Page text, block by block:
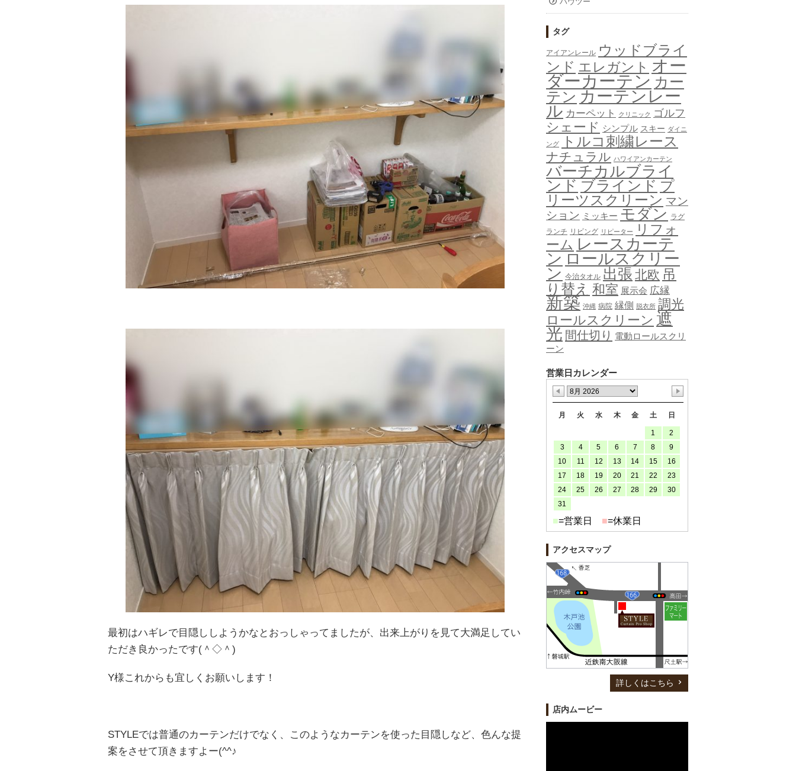
最初はハギレで目隠ししようかなとおっしゃってましたが、出来上がりを見て大満足してい
ただき良かったです(＾◇＾)
Y様これからも宜しくお願いします！
STYLEでは普通のカーテンだけでなく、このようなカーテンを使った目隠しなど、色んな提
案をさせて頂きますよー(^^♪
タグ
アイアンレール ウッドブライ
ンド エレガント オー
ダーカーテン カー
テン カーテンレー
ル カーペット クリニック ゴルフ
シェード シンプル スキー ダイニ
ング トルコ刺繍レース
ナチュラル ハワイアンカーテン
バーチカルブライ
ンド ブラインド プ
リーツスクリーン マン
ション ミッキー モダン ラグ
ランチ リビング リピーター
リフォ
ーム レースカーテ
ン ロールスクリー
ン 今治タオル 出張 北欧 吊
り替え 和室 展示会 広縁
新築 沖縄 病院 縁側 脱衣所 調光
ロールスクリーン 遮
光 間仕切り 電動ロールスクリ
ーン
営業日カレンダー
月 火 水 木 金 土 日
1
2
3
4 5 6 7 8
9
10
11 12 13 14 15
16
17
18 19 20 21 22
23
24
25 26 27 28 29
30
31
■=営業日 ■=休業日
アクセスマップ
詳しくはこちら
店内ムービー